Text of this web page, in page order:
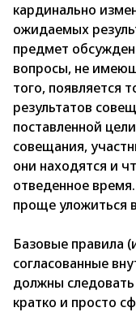
кардинально
ожидаемых
предмет
вопросы, не
того, появляется
результатов
поставленной
совещания,
они находятся и
отведенное
проще уложиться
Базовые правила
согласованные
должны
кратко и просто